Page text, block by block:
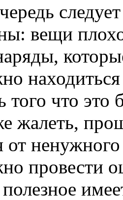
вещи
того что
жалеть,
от
провести